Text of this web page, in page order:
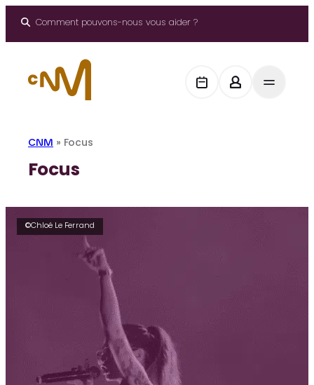
Comment pouvons-nous vous aider ?
CNM » Focus
Focus
©Chloé Le Ferrand